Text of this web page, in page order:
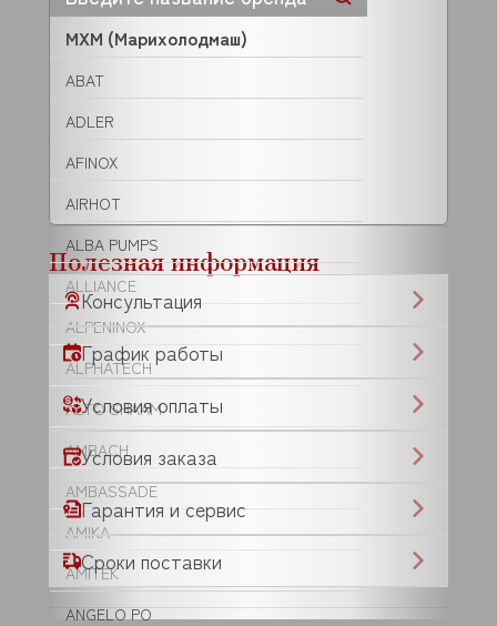
МХМ (Марихолодмаш)
ABAT
ADLER
AFINOX
AIRHOT
ALBA PUMPS
ALLIANCE
ALPENINOX
ALPHATECH
ALTO SHAAM
AMBACH
AMBASSADE
AMIKA
AMITEK
ANGELO PO
Полезная информация
Консультация
График работы
Условия оплаты
Условия заказа
Гарантия и сервис
Сроки поставки